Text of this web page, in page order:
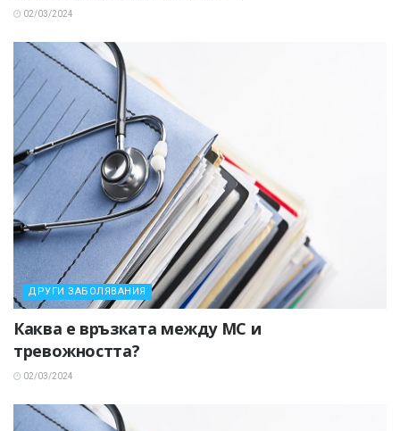
02/03/2024
ДРУГИ ЗАБОЛЯВАНИЯ
Каква е връзката между МС и
тревожността?
02/03/2024